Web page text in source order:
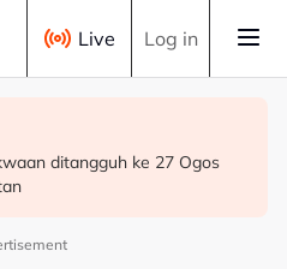
Live Log in
menjejaki penyusutan
Tun Mohamed Eusoff Chin
91 tahun
ditangguh ke 27 Ogos